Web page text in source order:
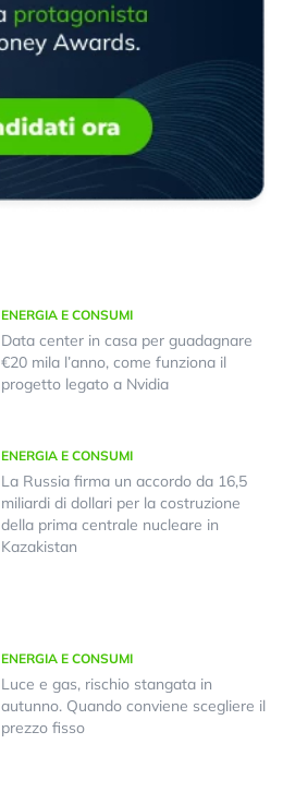
ENERGIA E CONSUMI
Data center in casa per guadagnare
€20 mila l’anno, come funziona il
progetto legato a Nvidia
ENERGIA E CONSUMI
La Russia firma un accordo da 16,5
miliardi di dollari per la costruzione
della prima centrale nucleare in
Kazakistan
ENERGIA E CONSUMI
Luce e gas, rischio stangata in
autunno. Quando conviene scegliere il
prezzo fisso